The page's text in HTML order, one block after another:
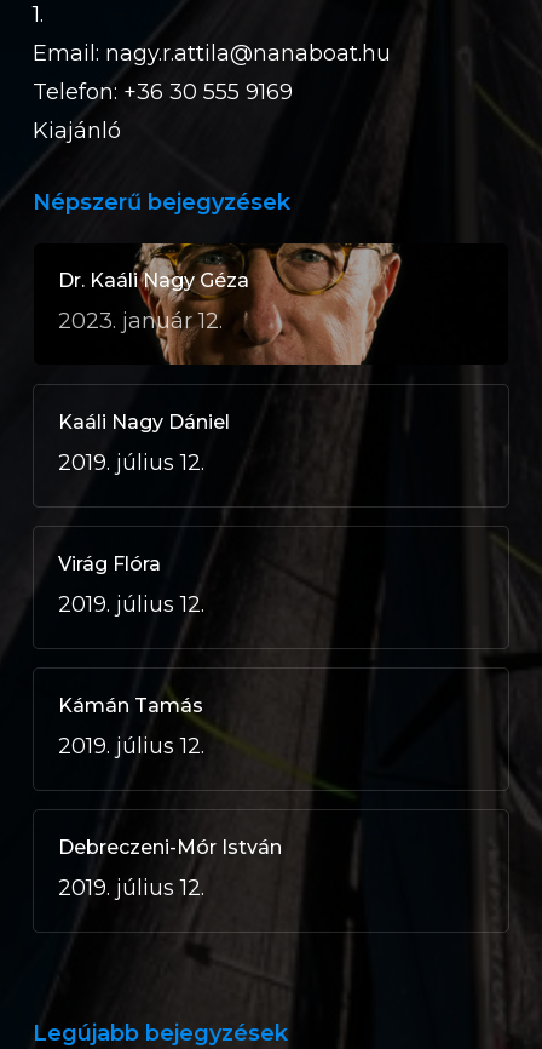
1.
Email: nagy.r.attila@nanaboat.hu
Telefon: +36 30 555 9169
Kiajánló
Népszerű bejegyzések
Dr. Kaáli Nagy Géza
2023. január 12.
Kaáli Nagy Dániel
2019. július 12.
Virág Flóra
2019. július 12.
Kámán Tamás
2019. július 12.
Debreczeni-Mór István
2019. július 12.
Legújabb bejegyzések